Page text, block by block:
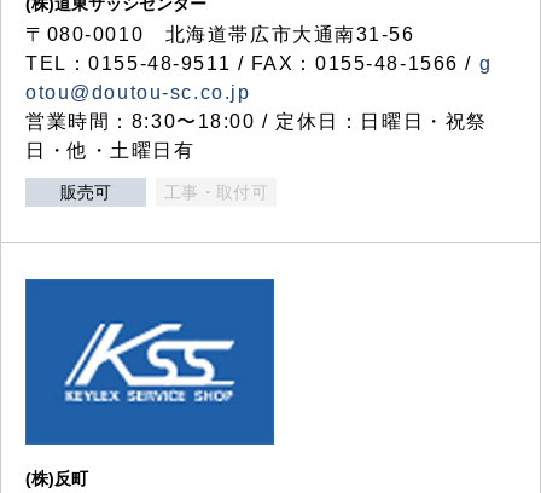
〒080-0010 北海道帯広市大通南31-56
TEL：0155-48-9511 / FAX：0155-48-1566 / g
otou@doutou-sc.co.jp
営業時間：8:30〜18:00 / 定休日：日曜日・祝祭
日・他・土曜日有
販売可 工事・取付可
(株)反町